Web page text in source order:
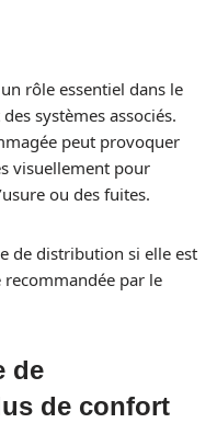
rôle essentiel dans le
systèmes associés.
peut provoquer
visuellement pour
ou des fuites.
de distribution si elle est
recommandée par le
de
de confort